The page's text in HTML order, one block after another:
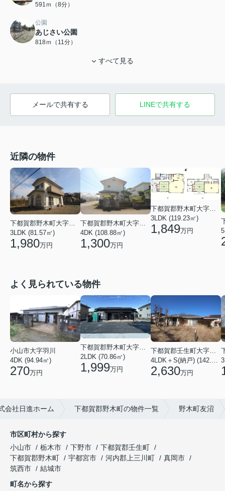
591ｍ（8分）
公園
あじさい公園
818ｍ（11分）
すべて見る
メールで共有する LINEで共有する
近隣の物件
3LDK (81.57㎡)
1,980万円
4DK (108.88㎡)
1,300万円
下都賀郡野木町大字丸林
3LDK (119.23㎡)
1,849万円
よく見られている物件
小山市大字羽川
4DK (94.94㎡)
270万円
下都賀郡野木町大字友沼
2LDK (70.86㎡)
1,999万円
下都賀郡壬生町大字壬生丁
4LDK＋S(納戸) (142.48㎡)
2,630万円
会社日進ホーム 下都賀郡野木町の物件一覧 野木町友沼
市区町村から探す
小山市
栃木市 下野市
下都賀郡壬生町
下都賀郡野木町
宇都宮市 河内郡上三川町
真岡市
筑西市
結城市
町名から探す